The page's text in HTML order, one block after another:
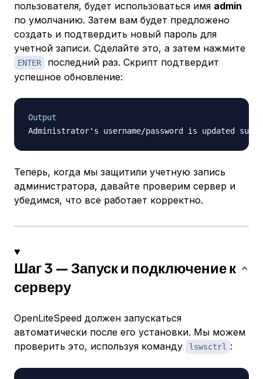
пользователя, будет использоваться имя admin
по умолчанию. Затем вам будет предложено
создать и подтвердить новый пароль для
учетной записи. Сделайте это, а затем нажмите
ENTER
последний раз. Скрипт подтвердит
успешное обновление:
Output
Теперь, когда мы защитили учетную запись
администратора, давайте проверим сервер и
убедимся, что все работает корректно.
Шаг 3 — Запуск и подключение к
серверу
OpenLiteSpeed должен запускаться
автоматически после его установки. Мы можем
проверить это, используя команду
lswsctrl :